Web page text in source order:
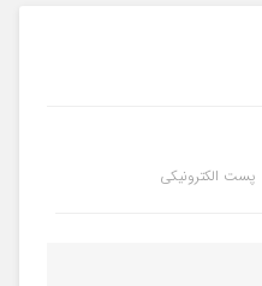
پست الکترونیکی